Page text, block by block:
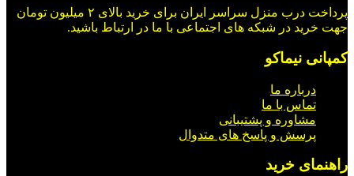
پرداخت درب منزل سراسر ایران برای خرید بالای ۲ میلیون تومان
جهت خرید در شبکه های اجتماعی با ما در ارتباط باشید.
کمپانی نیماکو
درباره ما
تماس با ما
مشاوره و پشتیبانی
پرسش و پاسخ های متدوال
راهنمای خرید